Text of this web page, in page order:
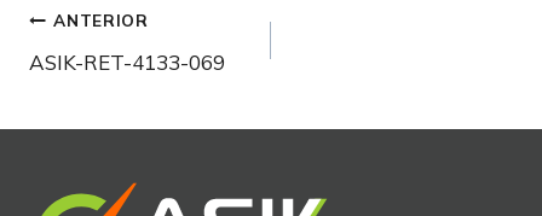
Navegación
de
entradas
ANTERIOR
ASIK-RET-4133-069